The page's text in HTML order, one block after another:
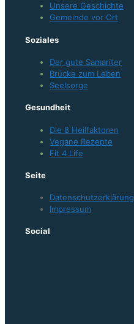
Unsere Geschichte
Gemeinde vor Ort
Soziales
Der gute Samariter
Brücke zum Leben
Seelsorge
Gesundheit
Die 8 Heilfaktoren
Vegane Rezepte
Fit 4 Life
Seite
Datenschutzerklärung
Impressum
Social